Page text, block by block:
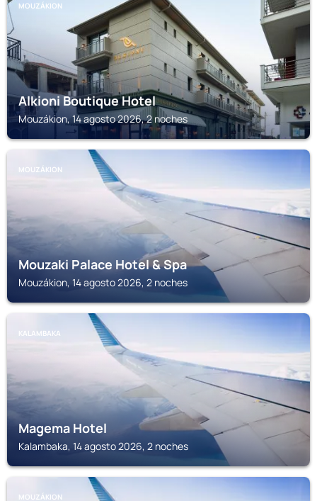
MOUZÁKION
Alkioni Boutique Hotel
Mouzákion, 14 agosto 2026, 2 noches
MOUZÁKION
Mouzaki Palace Hotel & Spa
Mouzákion, 14 agosto 2026, 2 noches
KALAMBAKA
Magema Hotel
Kalambaka, 14 agosto 2026, 2 noches
MOUZÁKION